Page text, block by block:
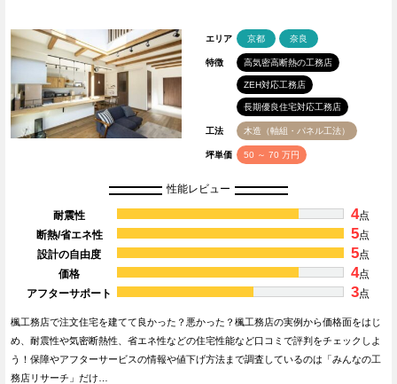
エリア 京都 奈良
特徴 高気密高断熱の工務店
ZEH対応工務店
長期優良住宅対応工務店
工法 木造（軸組・パネル工法）
坪単価 50 ～ 70 万円
性能レビュー
耐震性 4点
断熱/省エネ性
5点
設計の自由度
5点
価格
4点
アフターサポート
3点
楓工務店で注文住宅を建てて良かった？悪かった？楓工務店の実例から価格面をはじ
め、耐震性や気密断熱性、省エネ性などの住宅性能など口コミで評判をチェックしよ
う！保障やアフターサービスの情報や値下げ方法まで調査しているのは「みんなの工
務店リサーチ」だけ…